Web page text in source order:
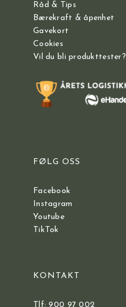
Råd & Tips
Bærekraft & åpenhet
Gavekort
Cookies
Vil du bli produkttester?
FØLG OSS
Facebook
Instagram
Youtube
TikTok
KONTAKT
Tlf: 900 97 002